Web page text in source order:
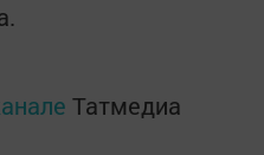
Татмедиа